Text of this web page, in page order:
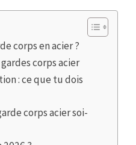
corps en acier ?
corps acier
: ce que tu dois
corps acier soi-